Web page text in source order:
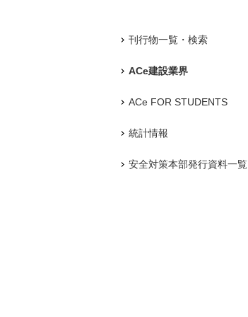
刊行物一覧・検索
ACe建設業界
ACe FOR STUDENTS
統計情報
安全対策本部発行資料一覧